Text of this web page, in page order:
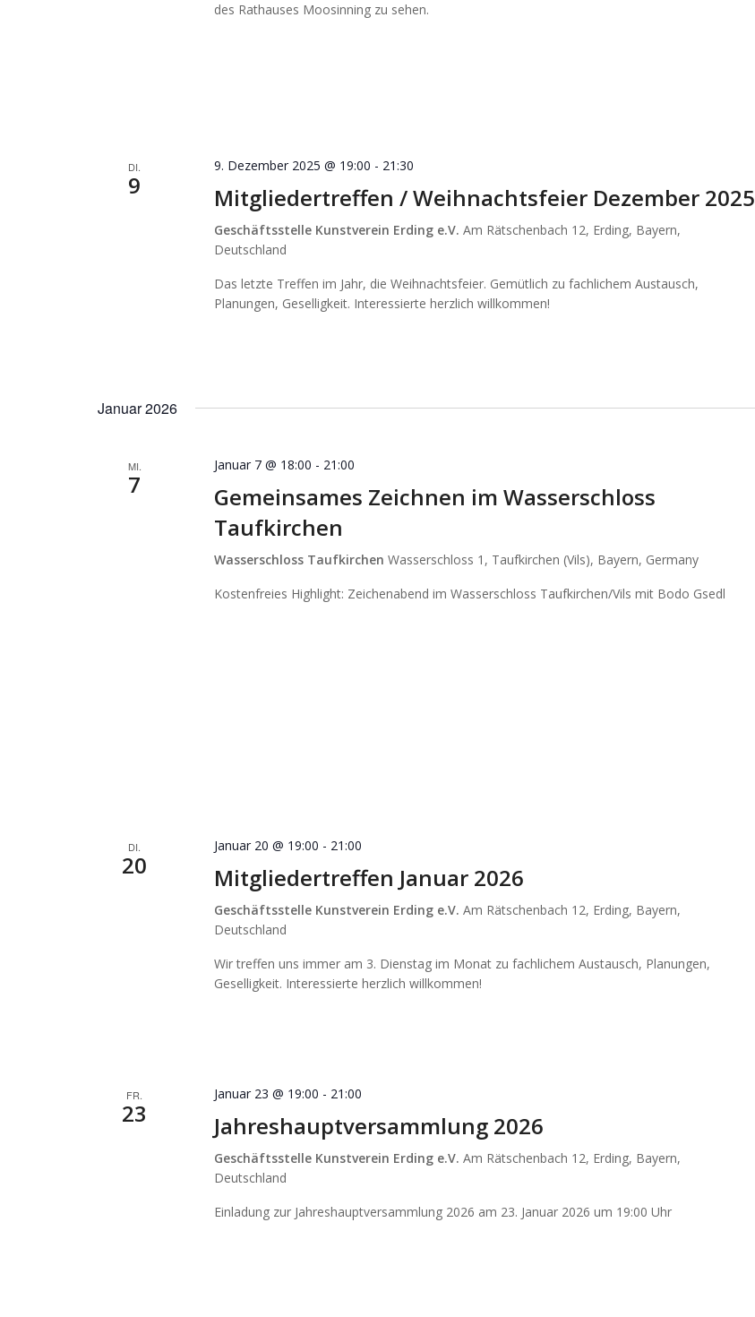
des Rathauses Moosinning zu sehen.
DI.
9
9. Dezember 2025 @ 19:00 - 21:30
Mitgliedertreffen / Weihnachtsfeier Dezember 2025
Geschäftsstelle Kunstverein Erding e.V.Am Rätschenbach 12, Erding, Bayern,
Deutschland
Das letzte Treffen im Jahr, die Weihnachtsfeier. Gemütlich zu fachlichem Austausch,
Planungen, Geselligkeit. Interessierte herzlich willkommen!
Januar 2026
MI.
7
Januar 7 @ 18:00 - 21:00
Gemeinsames Zeichnen im Wasserschloss
Taufkirchen
Wasserschloss TaufkirchenWasserschloss 1, Taufkirchen (Vils), Bayern, Germany
Kostenfreies Highlight: Zeichenabend im Wasserschloss Taufkirchen/Vils mit Bodo Gsedl
DI.
20
Januar 20 @ 19:00 - 21:00
Mitgliedertreffen Januar 2026
Geschäftsstelle Kunstverein Erding e.V.Am Rätschenbach 12, Erding, Bayern,
Deutschland
Wir treffen uns immer am 3. Dienstag im Monat zu fachlichem Austausch, Planungen,
Geselligkeit. Interessierte herzlich willkommen!
FR.
23
Januar 23 @ 19:00 - 21:00
Jahreshauptversammlung 2026
Geschäftsstelle Kunstverein Erding e.V.Am Rätschenbach 12, Erding, Bayern,
Deutschland
Einladung zur Jahreshauptversammlung 2026 am 23. Januar 2026 um 19:00 Uhr